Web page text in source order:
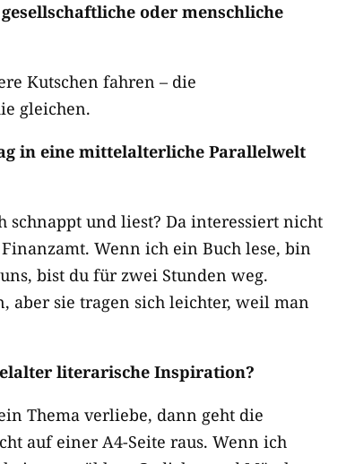
oder menschliche
Kutschen fahren – die
gleichen.
in eine mittelalterliche Parallelwelt
schnappt und liest? Da interessiert nicht
Wenn ich ein Buch lese, bin
bist du für zwei Stunden weg.
aber sie tragen sich leichter, weil man
literarische Inspiration?
Thema verliebe, dann geht die
auf einer A4-Seite raus. Wenn ich